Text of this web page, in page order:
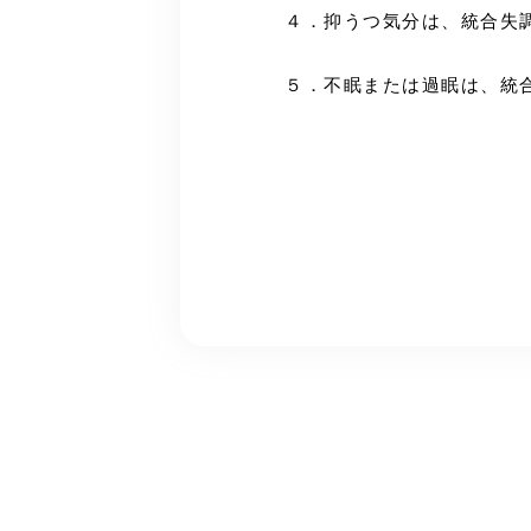
４．抑うつ気分は、統合失
５．不眠または過眠は、統